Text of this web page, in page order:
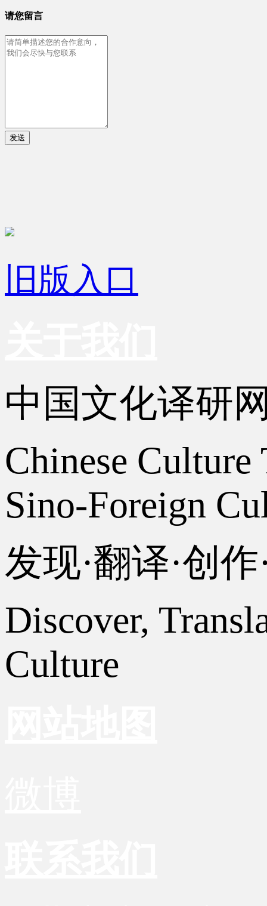
请您留言
发送
旧版入口
中国文化译研
Chinese
Sino-Foreign
发现·翻译·创
Discover,
Culture